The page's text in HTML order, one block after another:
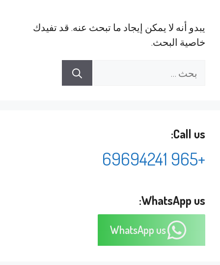
يبدو أنه لا يمكن إيجاد ما تبحث عنه. قد تفيدك
خاصية البحث.
عن:
Call us:
+965 69694241
WhatsApp us:
WhatsApp us